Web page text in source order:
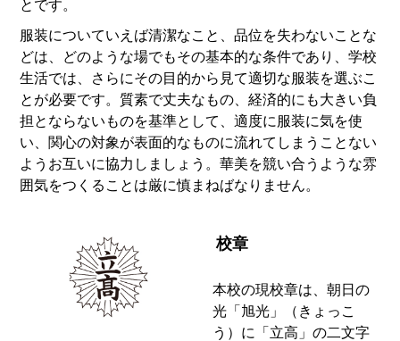
とです。
服装についていえば清潔なこと、品位を失わないことな
どは、どのような場でもその基本的な条件であり、学校
生活では、さらにその目的から見て適切な服装を選ぶこ
とが必要です。質素で丈夫なもの、経済的にも大きい負
担とならないものを基準として、適度に服装に気を使
い、関心の対象が表面的なものに流れてしまうことない
ようお互いに協力しましょう。華美を競い合うような雰
囲気をつくることは厳に慎まねばなりません。
校章
本校の現校章は、朝日の
光「旭光」（きょっこ
う）に「立高」の二文字